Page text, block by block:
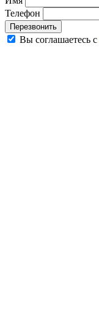
Телефон
Перезвонить
Вы соглашаетесь с